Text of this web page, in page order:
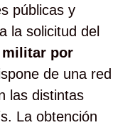
públicas y
la solicitud del
por
de una red
las distintas
La obtención